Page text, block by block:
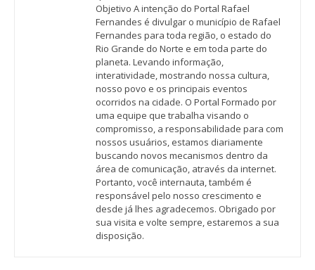
Objetivo A intenção do Portal Rafael
Fernandes é divulgar o município de Rafael
Fernandes para toda região, o estado do
Rio Grande do Norte e em toda parte do
planeta. Levando informação,
interatividade, mostrando nossa cultura,
nosso povo e os principais eventos
ocorridos na cidade. O Portal Formado por
uma equipe que trabalha visando o
compromisso, a responsabilidade para com
nossos usuários, estamos diariamente
buscando novos mecanismos dentro da
área de comunicação, através da internet.
Portanto, você internauta, também é
responsável pelo nosso crescimento e
desde já lhes agradecemos. Obrigado por
sua visita e volte sempre, estaremos a sua
disposição.